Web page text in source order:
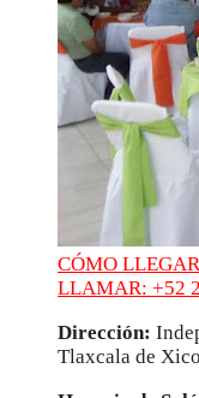
CÓMO
LLAMAR: +52
Dirección:
Tlaxcala de